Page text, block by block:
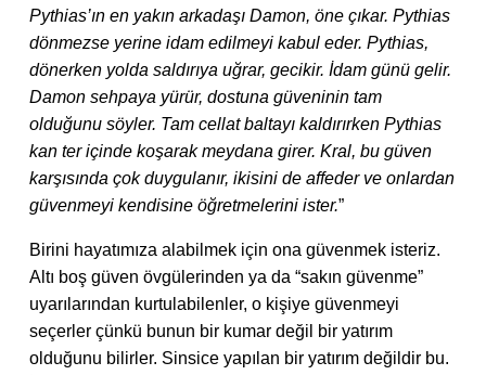
Pythias’ın en yakın arkadaşı Damon, öne çıkar. Pythias
dönmezse yerine idam edilmeyi kabul eder. Pythias,
dönerken yolda saldırıya uğrar, gecikir. İdam günü gelir.
Damon sehpaya yürür, dostuna güveninin tam
olduğunu söyler. Tam cellat baltayı kaldırırken Pythias
kan ter içinde koşarak meydana girer. Kral, bu güven
karşısında çok duygulanır, ikisini de affeder ve onlardan
güvenmeyi kendisine öğretmelerini ister.”
Birini hayatımıza alabilmek için ona güvenmek isteriz.
Altı boş güven övgülerinden ya da “sakın güvenme”
uyarılarından kurtulabilenler, o kişiye güvenmeyi
seçerler çünkü bunun bir kumar değil bir yatırım
olduğunu bilirler. Sinsice yapılan bir yatırım değildir bu.